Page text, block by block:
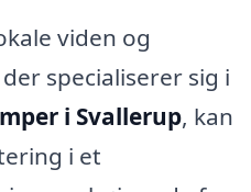
viden og
specialiserer sig i
i Svallerup, kan
i et